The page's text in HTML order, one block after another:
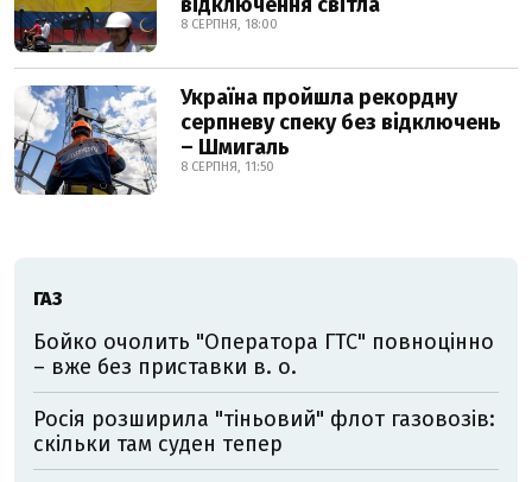
8 СЕРПНЯ, 18:00
Україна пройшла рекордну
серпневу спеку без відключень
– Шмигаль
8 СЕРПНЯ, 11:50
ГАЗ
Бойко очолить "Оператора ГТС" повноцінно
– вже без приставки в. о.
Росія розширила "тіньовий" флот газовозів:
скільки там суден тепер